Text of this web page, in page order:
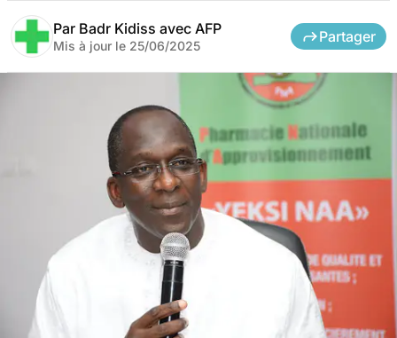
Par Badr Kidiss avec AFP
Mis à jour le 25/06/2025
Partager